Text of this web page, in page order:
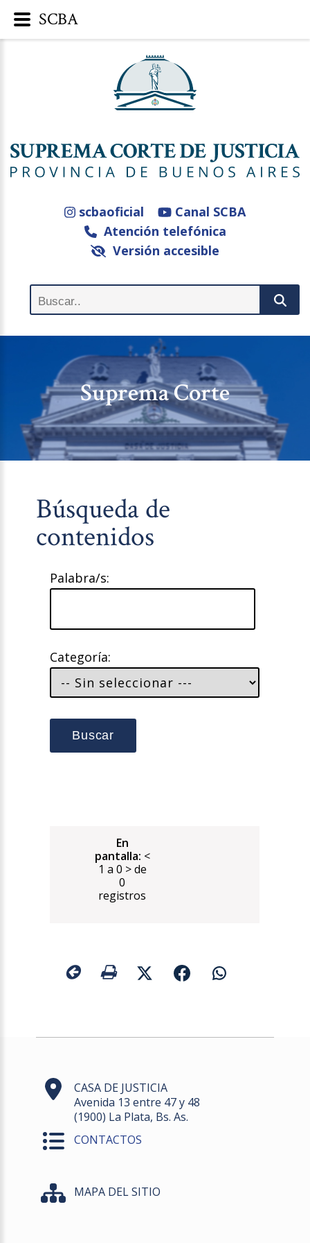
scbaoficial
Canal SCBA
Atención telefónica
Versión accesible
Suprema Corte
Búsqueda de
contenidos
Palabra/s:
Categoría:
Buscar
En
pantalla: <
1 a 0 > de
0
registros
CASA DE JUSTICIA
Avenida 13 entre 47 y 48
(1900) La Plata, Bs. As.
CONTACTOS
MAPA DEL SITIO
SCBA